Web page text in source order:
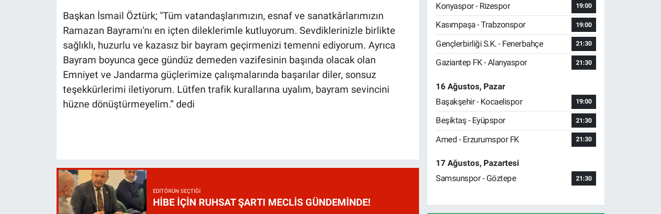
Başkan İsmail Öztürk; "Tüm vatandaşlarımızın, esnaf ve sanatkârlarımızın
Ramazan Bayramı'nı en içten dileklerimle kutluyorum. Sevdiklerinizle birlikte
sağlıklı, huzurlu ve kazasız bir bayram geçirmenizi temenni ediyorum. Ayrıca
Bayram boyunca gece gündüz demeden vazifesinin başında olacak olan
Emniyet ve Jandarma güçlerimize çalışmalarında başarılar diler, sonsuz
teşekkürlerimi iletiyorum. Lütfen trafik kurallarına uyalım, bayram sevincini
hüzne dönüştürmeyelim.” dedi
EDITÖRÜN SEÇTIĞI
HİBE İÇİN RUHSAT ŞARTI MECLİS GÜNDEMİNDE!
Konyaspor - Rizespor
19:00
Kasımpaşa - Trabzonspor 19:00
Gençlerbirliği S.K. - Fenerbahçe 21:30
Gaziantep FK - Alanyaspor 21:30
16 Ağustos, Pazar
Başakşehir - Kocaelispor
19:00
Beşiktaş - Eyüpspor 21:30
Amed - Erzurumspor FK 21:30
17 Ağustos, Pazartesi
Samsunspor - Göztepe
21:30